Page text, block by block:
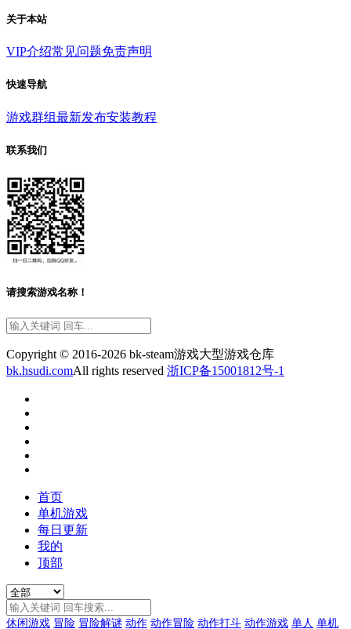
关于本站
VIP介绍常见问题免责声明
快速导航
游戏群组最新发布安装教程
联系我们
请搜索游戏名称！
Copyright © 2016-2026 bk-steam游戏大型游戏仓库
bk.hsudi.comAll rights reserved 浙ICP备15001812号-1
首页
单机游戏
每日更新
我的
顶部
休闲游戏 冒险 冒险解谜 动作 动作冒险 动作打斗 动作游戏 单人 单机